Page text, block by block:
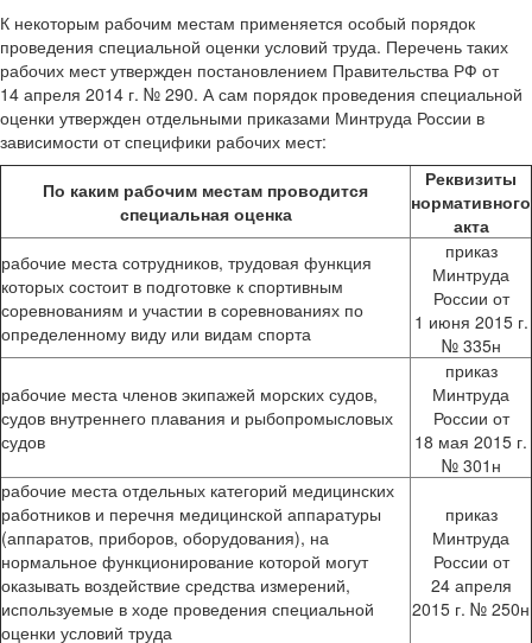
К некоторым рабочим местам применяется особый порядок
проведения специальной оценки условий труда. Перечень таких
рабочих мест утвержден постановлением Правительства РФ от
14 апреля 2014 г. № 290. А сам порядок проведения специальной
оценки утвержден отдельными приказами Минтруда России в
зависимости от специфики рабочих мест:
По каким рабочим местам проводится
специальная оценка
Реквизиты
нормативного
акта
рабочие места сотрудников, трудовая функция
которых состоит в подготовке к спортивным
соревнованиям и участии в соревнованиях по
определенному виду или видам спорта
приказ
Минтруда
России от
1 июня 2015 г.
№ 335н
рабочие места членов экипажей морских судов,
судов внутреннего плавания и рыбопромысловых
судов
приказ
Минтруда
России от
18 мая 2015 г.
№ 301н
рабочие места отдельных категорий медицинских
работников и перечня медицинской аппаратуры
(аппаратов, приборов, оборудования), на
нормальное функционирование которой могут
оказывать воздействие средства измерений,
используемые в ходе проведения специальной
оценки условий труда
приказ
Минтруда
России от
24 апреля
2015 г. № 250н